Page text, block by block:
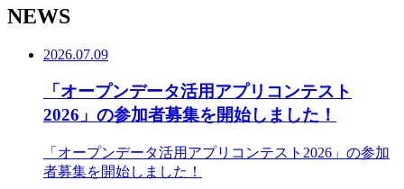
NEWS
2026.07.09
「オープンデータ活用アプリコンテスト
2026」の参加者募集を開始しました！
「オープンデータ活用アプリコンテスト2026」の参加
者募集を開始しました！